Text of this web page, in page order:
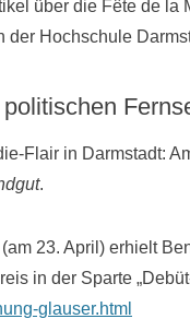
über die Fête de la
der Hochschule
Flair in Darmstadt:
.
23. April) erhielt
in der Sparte
glauser.html